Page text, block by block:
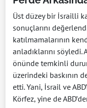
Üst düzey bir İsrailli
sonuçlarını
katılmamalarının
anladıklarını
önünde temkinli
üzerindeki baskının
etti. Yani, İsrail ve
Körfez, yine de